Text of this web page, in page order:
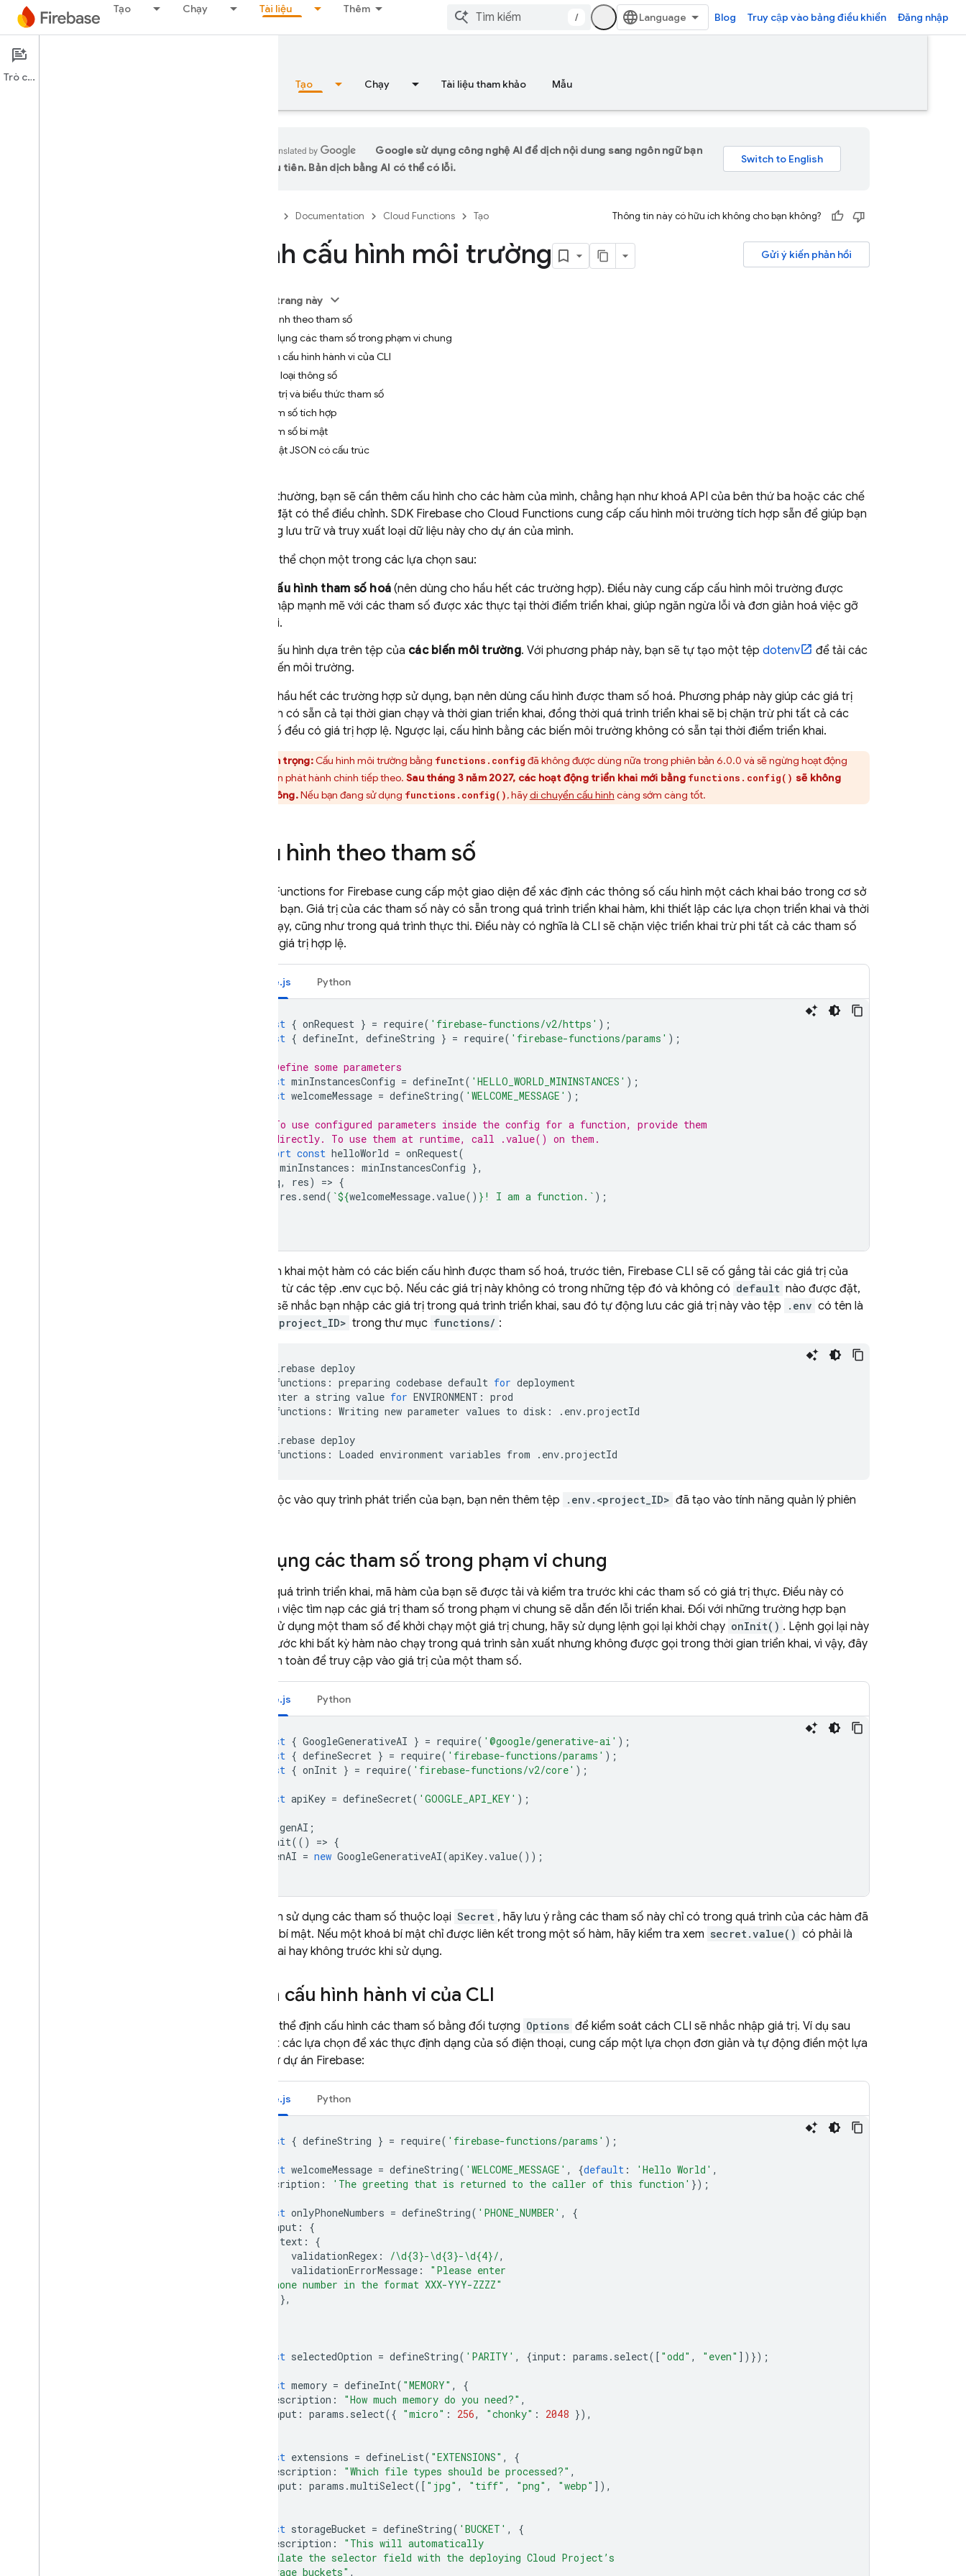
Tạo Chạy Tài liệu Thêm
/ Blog Truy cập vào bảng điều khiển Đăng nhập
Documentation
Tổng quan Tạo Chạy Tài liệu tham khảo Mẫu
Google sử dụng công nghệ AI để dịch nội dung sang ngôn ngữ bạn
ưu tiên. Bản dịch bằng AI có thể có lỗi.
Documentation Cloud Functions Tạo Thông tin này có hữu ích không cho bạn không?
Gửi ý kiến phản hồi
Định cấu hình môi trường
Trên trang này
Cấu hình theo tham số
Sử dụng các tham số trong phạm vi chung
Định cấu hình hành vi của CLI
Các loại thông số
Giá trị và biểu thức tham số
Tham số tích hợp
Tham số bí mật
Bí mật JSON có cấu trúc
Thông thường, bạn sẽ cần thêm cấu hình cho các hàm của mình, chẳng hạn như khoá API của bên thứ ba hoặc các chế
độ cài đặt có thể điều chỉnh. SDK Firebase cho Cloud Functions cung cấp cấu hình môi trường tích hợp sẵn để giúp bạn
dễ dàng lưu trữ và truy xuất loại dữ liệu này cho dự án của mình.
Bạn có thể chọn một trong các lựa chọn sau:
Cấu hình tham số hoá (nên dùng cho hầu hết các trường hợp). Điều này cung cấp cấu hình môi trường được
nhập mạnh mẽ với các tham số được xác thực tại thời điểm triển khai, giúp ngăn ngừa lỗi và đơn giản hoá việc gỡ
lỗi.
Cấu hình dựa trên tệp của các biến môi trường. Với phương pháp này, bạn sẽ tự tạo một tệp dotenv
để tải các
biến môi trường.
Đối với hầu hết các trường hợp sử dụng, bạn nên dùng cấu hình được tham số hoá. Phương pháp này giúp các giá trị
cấu hình có sẵn cả tại thời gian chạy và thời gian triển khai, đồng thời quá trình triển khai sẽ bị chặn trừ phi tất cả các
tham số đều có giá trị hợp lệ. Ngược lại, cấu hình bằng các biến môi trường không có sẵn tại thời điểm triển khai.
Thận trọng:Cấu hình môi trường bằng functions.config đã không được dùng nữa trong phiên bản 6.0.0 và sẽ ngừng hoạt động
trong bản phát hành chính tiếp theo. Sau tháng 3 năm 2027, các hoạt động triển khai mới bằng functions.config() sẽ không
thành công.Nếu bạn đang sử dụng functions.config(), hãydi chuyển cấu hình càng sớm càng tốt.
Cấu hình theo tham số
Cloud Functions for Firebase cung cấp một giao diện để xác định các thông số cấu hình một cách khai báo trong cơ sở
mã của bạn. Giá trị của các tham số này có sẵn trong quá trình triển khai hàm, khi thiết lập các lựa chọn triển khai và thời
gian chạy, cũng như trong quá trình thực thi. Điều này có nghĩa là CLI sẽ chặn việc triển khai trừ phi tất cả các tham số
đều có giá trị hợp lệ.
Node.js Python
const { onRequest } = require( 'firebase-functions/v2/https' );
const { defineInt, defineString } = require( 'firebase-functions/params' );
// Define some parameters
const minInstancesConfig = defineInt( 'HELLO_WORLD_MININSTANCES' );
const welcomeMessage = defineString( 'WELCOME_MESSAGE' );
// To use configured parameters inside the config for a function, provide them
// directly. To use them at runtime, call .value() on them.
export const helloWorld = onRequest(
minInstances : minInstancesConfig },
req, res) => {
res . send( `${welcomeMessage.value() } ! I am a function.` );
Khi triển khai một hàm có các biến cấu hình được tham số hoá, trước tiên, Firebase CLI sẽ cố gắng tải các giá trị của
hàm đó từ các tệp .env cục bộ. Nếu các giá trị này không có trong những tệp đó và không có default nào được đặt,
thì CLI sẽ nhắc bạn nhập các giá trị trong quá trình triển khai, sau đó tự động lưu các giá trị này vào tệp
.env có tên là
.env.<project_ID> trong thư mục functions/ :
firebase deploy
functions: preparing codebase default for deployment
Enter a string value for ENVIRONMENT: prod
functions: Writing new parameter values to disk:
.env.projectId
firebase deploy
functions: Loaded environment variables from
Tuỳ thuộc vào quy trình phát triển của bạn, bạn nên thêm tệp .env.<project_ID> đã tạo vào tính năng quản lý phiên
Sử dụng các tham số trong phạm vi chung
Trong quá trình triển khai, mã hàm của bạn sẽ được tải và kiểm tra trước khi các tham số có giá trị thực. Điều này có
nghĩa là việc tìm nạp các giá trị tham số trong phạm vi chung sẽ dẫn đến lỗi triển khai. Đối với những trường hợp bạn
muốn sử dụng một tham số để khởi chạy một giá trị chung, hãy sử dụng lệnh gọi lại khởi chạy onInit() . Lệnh gọi lại này
chạy trước khi bất kỳ hàm nào chạy trong quá trình sản xuất nhưng không được gọi trong thời gian triển khai, vì vậy, đây
là nơi an toàn để truy cập vào giá trị của một tham số.
Node.js Python
const { GoogleGenerativeAI } = require( '@google/generative-ai' );
const { defineSecret } = require( 'firebase-functions/params' );
const { onInit } = require( 'firebase-functions/v2/core' );
const apiKey = defineSecret( 'GOOGLE_API_KEY' );
genAI ;
onInit(() => {
genAI = new GoogleGenerativeAI(apiKey.value());
Nếu bạn sử dụng các tham số thuộc loại Secret , hãy lưu ý rằng các tham số này chỉ có trong quá trình của các hàm đã
liên kết bí mật. Nếu một khoá bí mật chỉ được liên kết trong một số hàm, hãy kiểm tra xem secret.value() có phải là
giá trị sai hay không trước khi sử dụng.
Định cấu hình hành vi của CLI
Bạn có thể định cấu hình các tham số bằng đối tượng Options để kiểm soát cách CLI sẽ nhắc nhập giá trị. Ví dụ sau
đây đặt các lựa chọn để xác thực định dạng của số điện thoại, cung cấp một lựa chọn đơn giản và tự động điền một lựa
chọn từ dự án Firebase:
Node.js Python
const { defineString } = require( 'firebase-functions/params' );
const welcomeMessage = defineString( 'WELCOME_MESSAGE' , {default : 'Hello World' ,
description : 'The greeting that is returned to the caller of this function' });
const onlyPhoneNumbers = defineString( 'PHONE_NUMBER' ,
{
input :
{
text :
{
validationRegex : /\d{3}-\d{3}-\d{4}/,
validationErrorMessage :
"Please enter
a phone number in the format XXX-YYY-ZZZZ"
},
const selectedOption = defineString( 'PARITY' , {input : params . select([ "odd" , "even" ])});
const memory = defineInt( "MEMORY" ,
{
description : "How much memory do you need?" ,
input : params . select({ "micro" : 256, "chonky" : 2048 }),
const extensions = defineList( "EXTENSIONS" ,
{
description : "Which file types should be processed?" ,
input : params .multiSelect([ "jpg" , "tiff" , "png" , "webp" ]),
const storageBucket = defineString( 'BUCKET' ,
{
description :
"This will automatically
populate the selector field with the deploying Cloud Project’s
storage buckets" ,
Trò chuyện